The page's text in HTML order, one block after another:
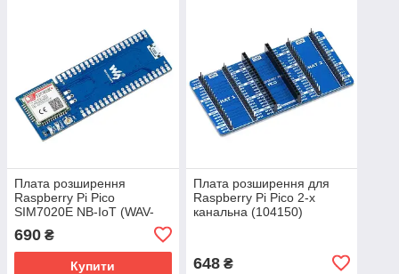
Плата розширення
Raspberry Pi Pico
SIM7020E NB-IoT (WAV-
690 ₴
Купити
Плата розширення для
Raspberry Pi Pico 2-х
канальна (104150)
648₴